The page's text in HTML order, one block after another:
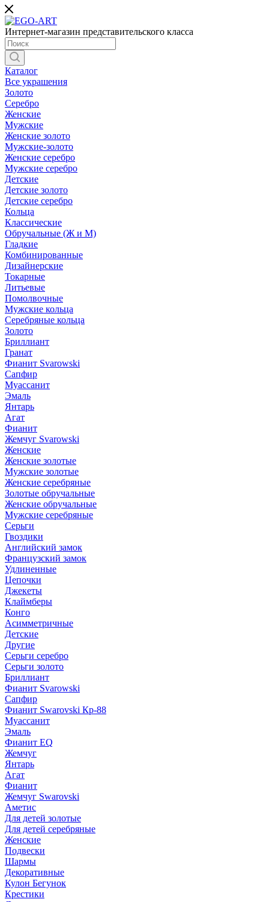
Интернет-магазин представительского класса
Каталог
Все украшения
Золото
Серебро
Женские
Мужские
Женские золото
Мужские-золото
Женские серебро
Мужские серебро
Детские
Детские золото
Детские серебро
Кольца
Классические
Обручальные (Ж и М)
Гладкие
Комбинированные
Дизайнерские
Токарные
Литьевые
Помолвочные
Мужские кольца
Серебряные кольца
Золото
Бриллиант
Гранат
Фианит Svarowski
Сапфир
Муассанит
Эмаль
Янтарь
Агат
Фианит
Жемчуг Svarowski
Женские
Женские золотые
Мужские золотые
Женские серебряные
Золотые обручальные
Женские обручальные
Мужские серебряные
Серьги
Гвоздики
Английский замок
Французский замок
Удлиненные
Цепочки
Джекеты
Клаймберы
Конго
Асимметричные
Детские
Другие
Серьги серебро
Серьги золото
Бриллиант
Фианит Svarowski
Сапфир
Фианит Swarovski Кр-88
Муассанит
Эмаль
Фианит EQ
Жемчуг
Янтарь
Агат
Фианит
Жемчуг Swarovski
Аметис
Для детей золотые
Для детей серебряные
Женские
Подвески
Шармы
Декоративные
Кулон Бегунок
Крестики